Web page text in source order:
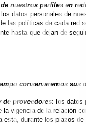
nuestros perfiles en
datos personales de
las políticas de cada red
hasta que dejan de
conservaremos sus
de proveedores: los datos
la vigencia de la relación
esta, durante los plazos de